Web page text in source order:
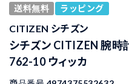
送料無料 ラッピング
CITIZEN シチズン
シチズン CITIZEN 腕時
762-10 ウィッカ